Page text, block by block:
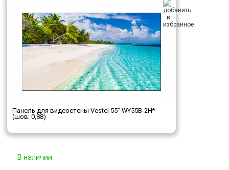
Панель для видеостены Vestel 55" WY55B-2H*
(шов: 0,88)
В наличии